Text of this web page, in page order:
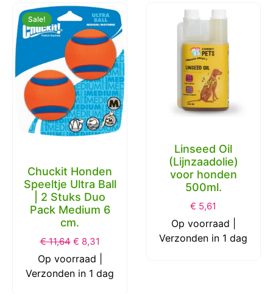
Sale!
Chuckit Honden
Speeltje Ultra Ball
| 2 Stuks Duo
Pack Medium 6
cm.
€11,64 € 8,31
Op voorraad |
Verzonden in 1 dag
Linseed Oil
(Lijnzaadolie)
voor honden
500ml.
€ 5,61
Op voorraad |
Verzonden in 1 dag